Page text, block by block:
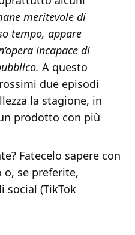
meritevole di
tempo, appare
incapace di
A questo
due episodi
la stagione, in
prodotto con più
Fatecelo sapere con
se preferite,
social (TikTok